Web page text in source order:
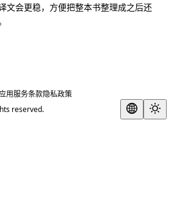
文会更稳，方便把整本书整理成之后还
用服务条款隐私政策
reserved.